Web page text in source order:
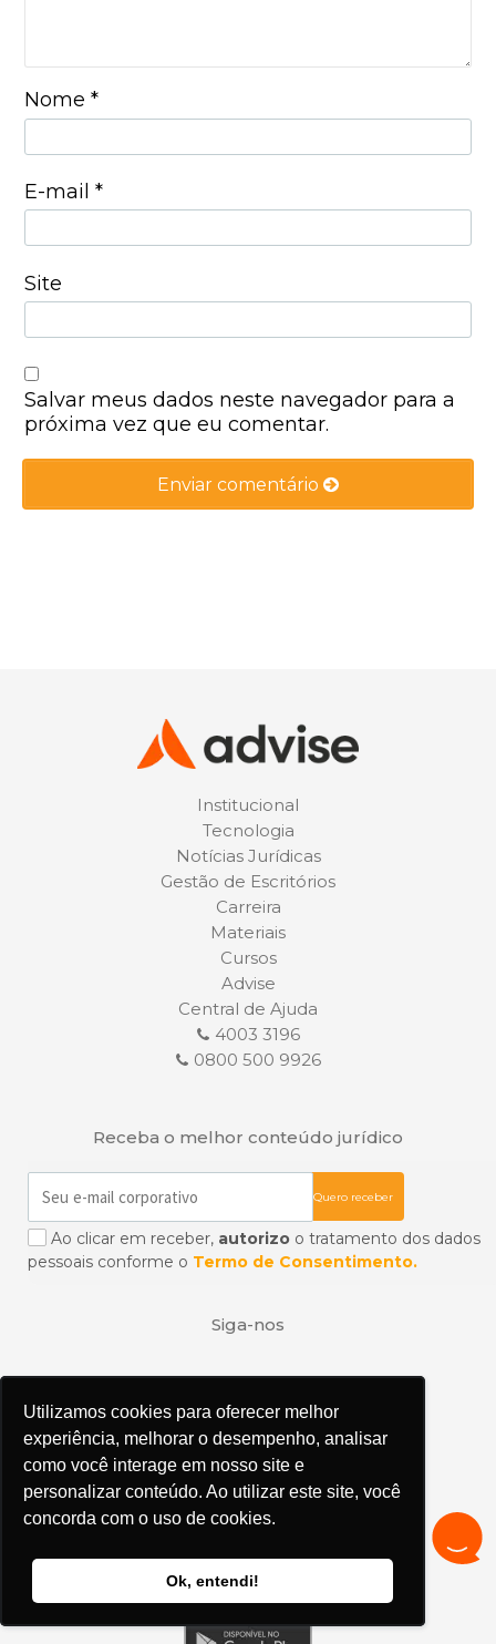
Utilizamos cookies para oferecer melhor
experiência, melhorar o desempenho, analisar
como você interage em nosso site e
personalizar conteúdo. Ao utilizar este site, você
concorda com o uso de cookies.
Ok, entendi!
Utilizamos cookies para oferecer melhor
experiência, melhorar o desempenho, analisar
como você interage em nosso site e
personalizar conteúdo. Ao utilizar este site, você
concorda com o uso de cookies.
Ok, entendi!
Nome*
E-mail*
Site
Salvar meus dados neste navegador para a
próxima vez que eu comentar.
Institucional
Tecnologia
Notícias Jurídicas
Gestão de Escritórios
Carreira
Materiais
Cursos
Advise
Central de Ajuda
4003 3196
0800 500 9926
Receba o melhor conteúdo jurídico
Ao clicar em receber,autorizo o tratamento dos dados
pessoais conforme o Termo de Consentimento.
Siga-nos
Aplicativos